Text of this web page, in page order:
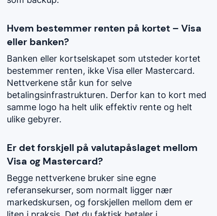
Hvem bestemmer renten på kortet – Visa
eller banken?
Banken eller kortselskapet som utsteder kortet
bestemmer renten, ikke Visa eller Mastercard.
Nettverkene står kun for selve
betalingsinfrastrukturen. Derfor kan to kort med
samme logo ha helt ulik effektiv rente og helt
ulike gebyrer.
Er det forskjell på valutapåslaget mellom
Visa og Mastercard?
Begge nettverkene bruker sine egne
referansekurser, som normalt ligger nær
markedskursen, og forskjellen mellom dem er